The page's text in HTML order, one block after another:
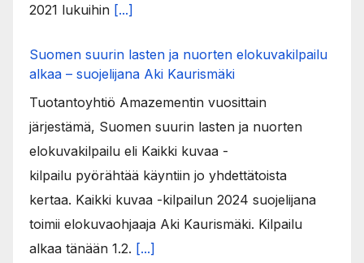
2021 lukuihin [...]
Suomen suurin lasten ja nuorten elokuvakilpailu
alkaa – suojelijana Aki Kaurismäki
Tuotantoyhtiö Amazementin vuosittain
järjestämä, Suomen suurin lasten ja nuorten
elokuvakilpailu eli Kaikki kuvaa -
kilpailu pyörähtää käyntiin jo yhdettätoista
kertaa. Kaikki kuvaa -kilpailun 2024 suojelijana
toimii elokuvaohjaaja Aki Kaurismäki. Kilpailu
alkaa tänään 1.2. [...]